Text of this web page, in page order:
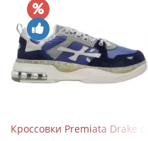
Кроссовки Premiata Drake